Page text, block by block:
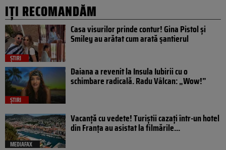
IȚI RECOMANDĂM
ȘTIRI
Casa visurilor prinde contur! Gina Pistol și
Smiley au arătat cum arată șantierul
ȘTIRI
Daiana a revenit la Insula Iubirii cu o
schimbare radicală. Radu Vâlcan: „Wow!”
MEDIAFAX
Vacanță cu vedete! Turiștii cazați într-un hotel
din Franța au asistat la filmările...